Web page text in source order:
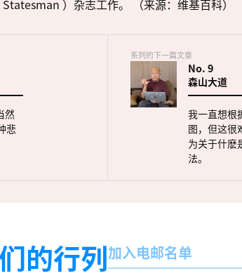
Statesman ）杂志工作。 （来源：维基百科）
然
悲
系列的下一篇文章
No.9
森山大道
我一直想根
图，但这很
为关于什麽
法。
的行列 名
字
加入电邮名单